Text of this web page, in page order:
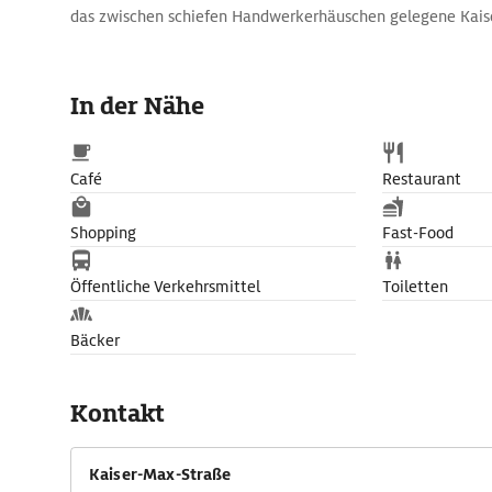
das zwischen schiefen Handwerkerhäuschen gelegene
In der Nähe
Café Restaurant
Shopping Fast-Food
Öffentliche Verkehrsmittel Toiletten
Bäcker
Kontakt
Kaiser-Max-Straße